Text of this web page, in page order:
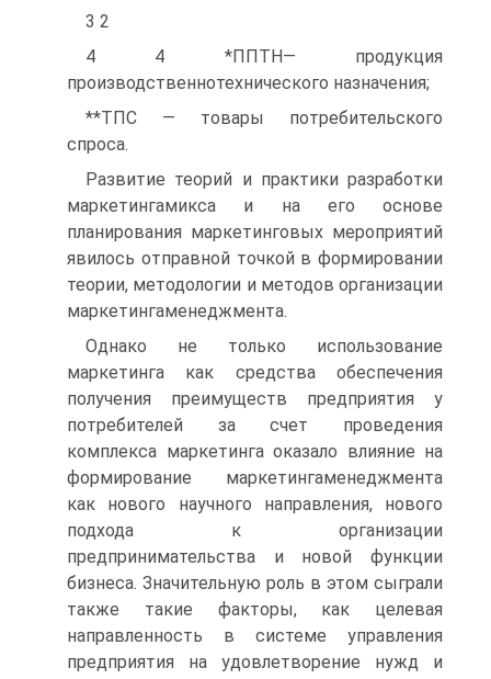
3 2
4 4 *ППТН— продукция
производственнотехнического назначения;
**ТПС — товары потребительского
спроса.
Развитие теорий и практики разработки
маркетингамикса и на его основе
планирования маркетинговых мероприятий
явилось отправной точкой в формировании
теории, методологии и методов организации
маркетингаменеджмента.
Однако не только использование
маркетинга как средства обеспечения
получения преимуществ предприятия у
потребителей за счет проведения
комплекса маркетинга оказало влияние на
формирование маркетингаменеджмента
как нового научного направления, нового
подхода к организации
предпринимательства и новой функции
бизнеса. Значительную роль в этом сыграли
также такие факторы, как целевая
направленность в системе управления
предприятия на удовлетворение нужд и